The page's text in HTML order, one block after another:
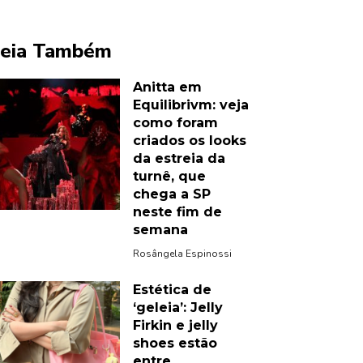
Também
Anitta em
Equilibrivm: veja
como foram
criados os looks
da estreia da
turnê, que
chega a SP
neste fim de
semana
Rosângela Espinossi
Estética de
‘geleia’: Jelly
Firkin e jelly
shoes estão